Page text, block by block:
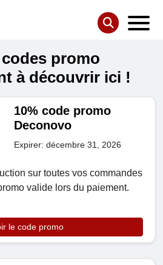
promo
à découvrir ici !
10% code promo
Deconovo
Expirer: décembre 31, 2026
sur toutes vos commandes
valide lors du paiement.
le code promo